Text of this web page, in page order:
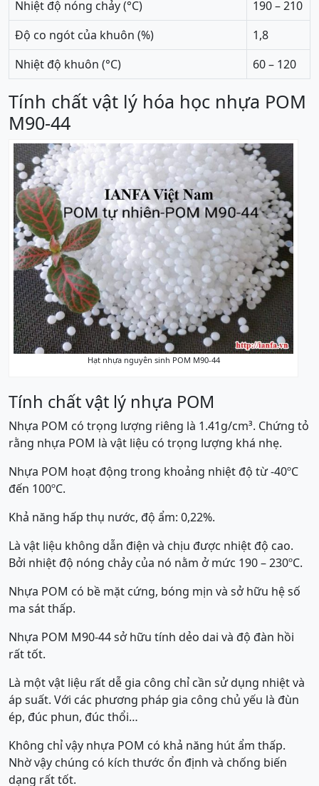
Nhiệt độ nóng chảy (°C)
190 – 210
Độ co ngót của khuôn (%)
1,8
Nhiệt độ khuôn (°C)
60 – 120
Tính chất vật lý hóa học nhựa POM
M90-44
Hạt nhựa nguyên sinh POM M90-44
Tính chất vật lý nhựa POM
Nhựa POM có trọng lượng riêng là 1.41g/cm³. Chứng tỏ
rằng nhựa POM là vật liệu có trọng lượng khá nhẹ.
Nhựa POM hoạt động trong khoảng nhiệt độ từ -40ºC
đến 100ºC.
Khả năng hấp thụ nước, độ ẩm: 0,22%.
Là vật liệu không dẫn điện và chịu được nhiệt độ cao.
Bởi nhiệt độ nóng chảy của nó nằm ở mức 190 – 230ºC.
Nhựa POM có bề mặt cứng, bóng mịn và sở hữu hệ số
ma sát thấp.
Nhựa POM M90-44 sở hữu tính dẻo dai và độ đàn hồi
rất tốt.
Là một vật liệu rất dễ gia công chỉ cần sử dụng nhiệt và
áp suất. Với các phương pháp gia công chủ yếu là đùn
ép, đúc phun, đúc thổi…
Không chỉ vậy nhựa POM có khả năng hút ẩm thấp.
Nhờ vậy chúng có kích thước ổn định và chống biến
dạng rất tốt.